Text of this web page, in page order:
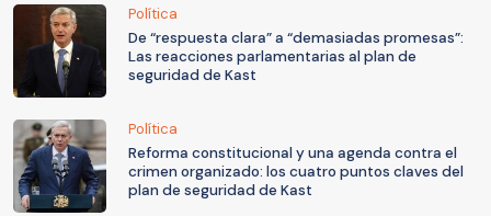
Política
De “respuesta clara” a “demasiadas promesas”:
Las reacciones parlamentarias al plan de
seguridad de Kast
Política
Reforma constitucional y una agenda contra el
crimen organizado: los cuatro puntos claves del
plan de seguridad de Kast